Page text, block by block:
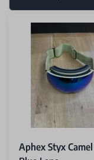
Aphex Styx